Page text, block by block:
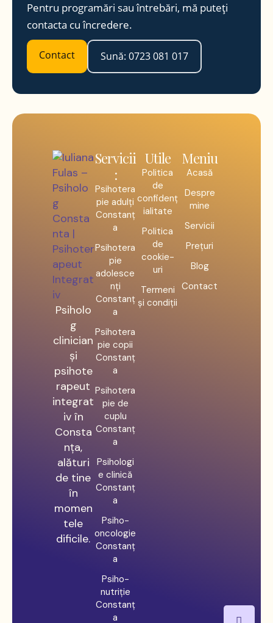
Pentru programări sau întrebări, mă puteți
contacta cu încredere.
Contact Sună: 0723 081 017
Psiholo
g
clinician
și
psihote
rapeut
integrat
iv în
Consta
nța,
alături
de tine
în
momen
tele
dificile.
Servicii
:
Psihotera
pie adulți
Constanț
a
Psihotera
pie
adolesce
nți
Constanț
a
Psihotera
pie copii
Constanț
a
Psihotera
pie de
cuplu
Constanț
a
Psihologi
e clinică
Constanț
a
Psiho-
oncologie
Constanț
a
Psiho-
nutriție
Constanț
a
Utile
Politica
de
confidenț
ialitate
Politica
de
cookie-
uri
Termeni
și condiții
Meniu
Acasă
Despre
mine
Servicii
Prețuri
Blog
Contact